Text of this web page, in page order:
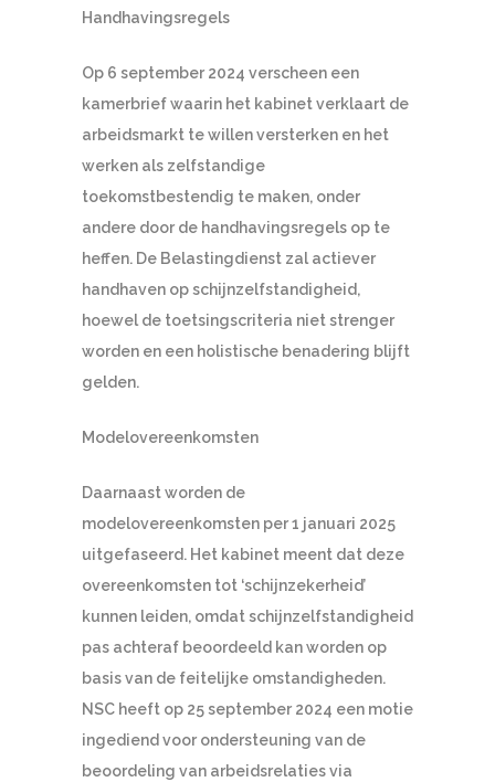
Handhavingsregels
Op 6 september 2024 verscheen een
kamerbrief waarin het kabinet verklaart de
arbeidsmarkt te willen versterken en het
werken als zelfstandige
toekomstbestendig te maken, onder
andere door de handhavingsregels op te
heffen. De Belastingdienst zal actiever
handhaven op schijnzelfstandigheid,
hoewel de toetsingscriteria niet strenger
worden en een holistische benadering blijft
gelden.
Modelovereenkomsten
Daarnaast worden de
modelovereenkomsten per 1 januari 2025
uitgefaseerd. Het kabinet meent dat deze
overeenkomsten tot ‘schijnzekerheid’
kunnen leiden, omdat schijnzelfstandigheid
pas achteraf beoordeeld kan worden op
basis van de feitelijke omstandigheden.
NSC heeft op 25 september 2024 een motie
ingediend voor ondersteuning van de
beoordeling van arbeidsrelaties via